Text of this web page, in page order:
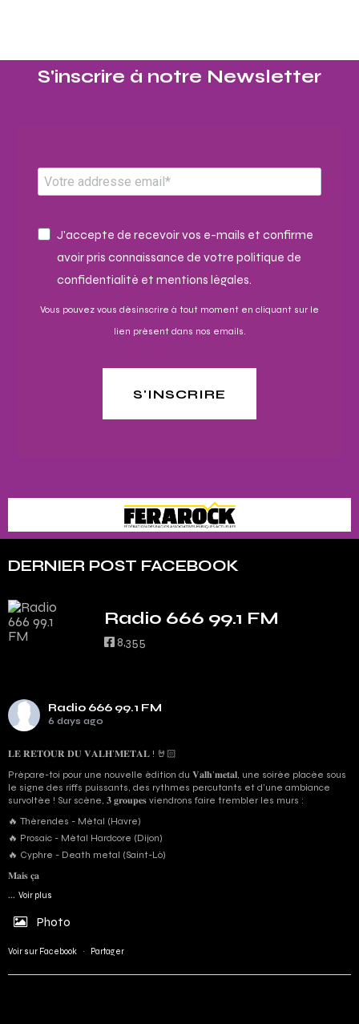
S'inscrire à notre Newsletter​
J'accepte de recevoir vos e-mails et confirme
avoir pris connaissance de votre politique de
confidentialité et mentions légales.
Vous pouvez vous désinscrire à tout moment en cliquant sur le
lien présent dans nos emails.
S'INSCRIRE
DERNIER POST FACEBOOK
Radio 666 99.1 FM
8,355
Radio 666 99.1 FM
6 days ago
𝐋𝐄 𝐑𝐄𝐓𝐎𝐔𝐑 𝐃𝐔 𝐕𝐀𝐋𝐇’𝐌𝐄𝐓𝐀𝐋 ! 🤘🏻
Prépare-toi pour une nouvelle édition du 𝐕𝐚𝐥𝐡’𝐦𝐞𝐭𝐚𝐥, une soirée placée sous
le signe des riffs puissants, des rythmes percutants et d'une ambiance
survoltée ! Sur scène, 𝟑 𝐠𝐫𝐨𝐮𝐩𝐞𝐬 viendrons faire trembler les murs :
🔥 Thérendes - Métal (Havre)
🔥 Prosaic - Métal Hardcore (Dijon)
🔥 Cyphre - Death metal (Saint-Lô)
𝐌𝐚𝐢𝐬 𝐜̧𝐚
... Voir plus
Photo
Voir sur Facebook · Partager